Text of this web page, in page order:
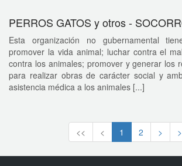
PERROS GATOS y otros -
Esta organización no gubernamental
promover la vida animal; luchar contra el
contra los animales; promover y generar los
para realizar obras de carácter social y
asistencia médica a los animales [...]
<< < 1 2 >